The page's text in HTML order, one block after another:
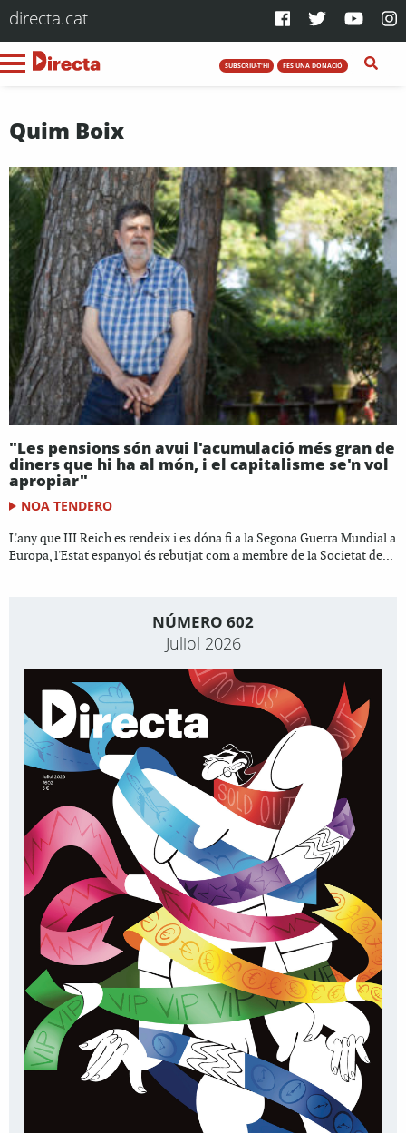
directa.cat
SUBSCRIU-T'HI FES UNA DONACIÓ
Quim Boix
"Les pensions són avui l'acumulació més gran de
diners que hi ha al món, i el capitalisme se'n vol
apropiar"
NOA TENDERO
L'any que III Reich es rendeix i es dóna fi a la Segona Guerra Mundial a
Europa, l'Estat espanyol és rebutjat com a membre de la Societat de...
NÚMERO 602
Juliol 2026